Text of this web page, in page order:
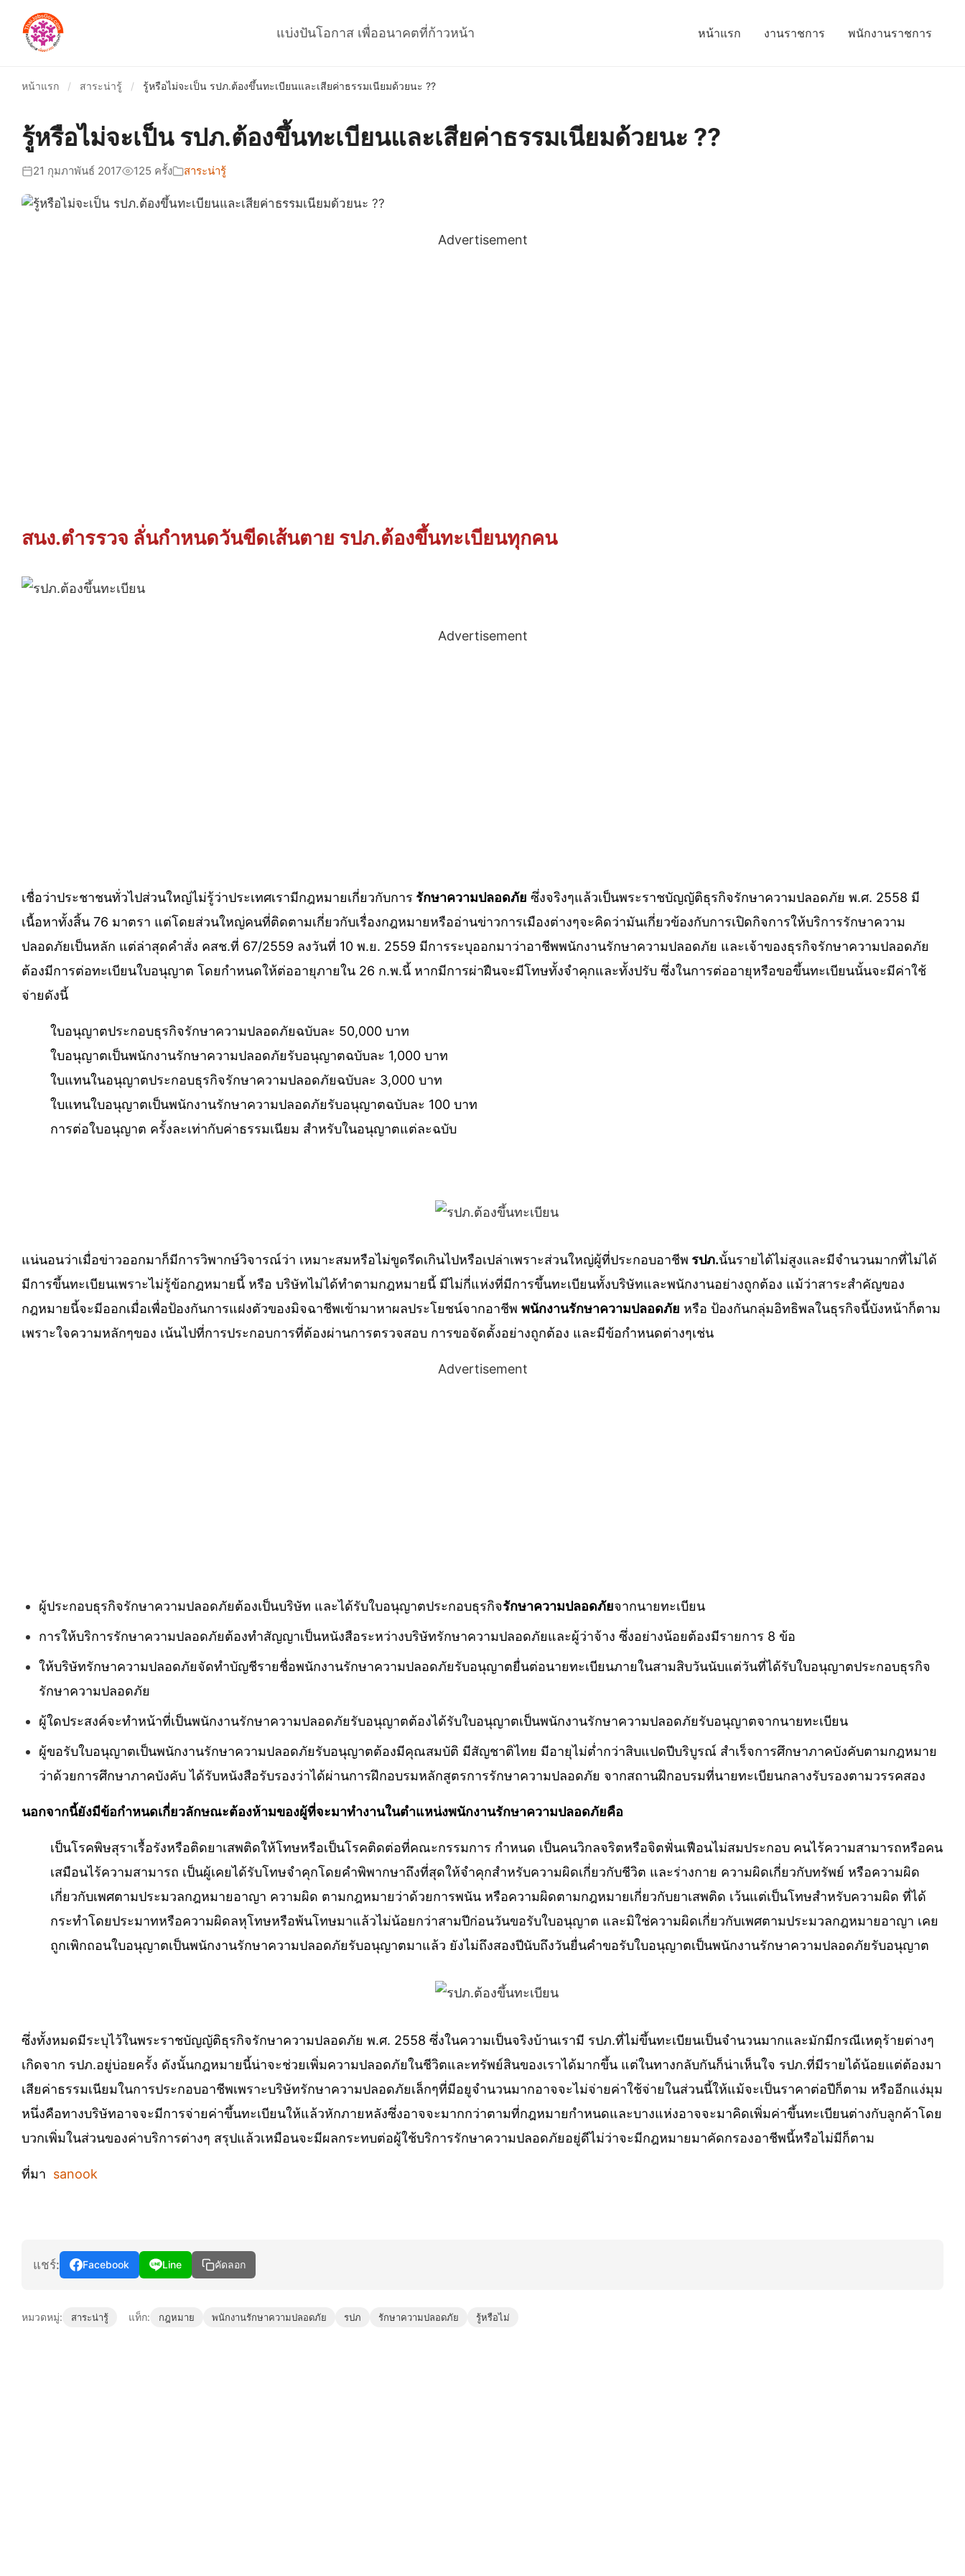
แบ่งปันโอกาส เพื่ออนาคตที่ก้าวหน้า หน้าแรก งานราชการ พนักงานราชการ
หน้าแรก / สาระน่ารู้ / รู้หรือไม่จะเป็น รปภ.ต้องขึ้นทะเบียนและเสียค่าธรรมเนียมด้วยนะ ??
รู้หรือไม่จะเป็น รปภ.ต้องขึ้นทะเบียนและเสียค่าธรรมเนียมด้วยนะ ??
21 กุมภาพันธ์ 2017 125 ครั้ง สาระน่ารู้
Advertisement
สนง.ตำรรวจ ลั่นกำหนดวันขีดเส้นตาย รปภ.ต้องขึ้นทะเบียนทุกคน
Advertisement
เชื่อว่าประชาชนทั่วไปส่วนใหญ่ไม่รู้ว่าประเทศเรามีกฎหมายเกี่ยวกับการ รักษาความปลอดภัย ซึ่งจริงๆแล้วเป็นพระราชบัญญัติธุรกิจรักษาความปลอดภัย พ.ศ. 2558 มี
เนื้อหาทั้งสิ้น 76 มาตรา แต่โดยส่วนใหญ่คนที่ติดตามเกี่ยวกับเรื่องกฎหมายหรืออ่านข่าวการเมืองต่างๆจะคิดว่ามันเกี่ยวข้องกับการเปิดกิจการให้บริการรักษาความ
ปลอดภัยเป็นหลัก แต่ล่าสุดคำสั่ง คสช.ที่ 67/2559 ลงวันที่ 10 พ.ย. 2559 มีการระบุออกมาว่าอาชีพพนักงานรักษาความปลอดภัย และเจ้าของธุรกิจรักษาความปลอดภัย
ต้องมีการต่อทะเบียนใบอนุญาต โดยกำหนดให้ต่ออายุภายใน 26 ก.พ.นี้ หากมีการผ่าฝืนจะมีโทษทั้งจำคุกและทั้งปรับ ซึ่งในการต่ออายุหรือขอขึ้นทะเบียนนั้นจะมีค่าใช้
จ่ายดังนี้
ใบอนุญาตประกอบธุรกิจรักษาความปลอดภัยฉบับละ 50,000 บาท
ใบอนุญาตเป็นพนักงานรักษาความปลอดภัยรับอนุญาตฉบับละ 1,000 บาท
ใบแทนในอนุญาตประกอบธุรกิจรักษาความปลอดภัยฉบับละ 3,000 บาท
ใบแทนใบอนุญาตเป็นพนักงานรักษาความปลอดภัยรับอนุญาตฉบับละ 100 บาท
การต่อใบอนุญาต ครั้งละเท่ากับค่าธรรมเนียม สำหรับในอนุญาตแต่ละฉบับ
แน่นอนว่าเมื่อข่าวออกมาก็มีการวิพากษ์วิจารณ์ว่า เหมาะสมหรือไม่ขูดรีดเกินไปหรือเปล่าเพราะส่วนใหญ่ผู้ที่ประกอบอาชีพ รปภ.นั้นรายได้ไม่สูงและมีจำนวนมากที่ไม่ได้
มีการขึ้นทะเบียนเพราะไม่รู้ข้อกฎหมายนี้ หรือ บริษัทไม่ได้ทำตามกฎหมายนี้ มีไม่กี่แห่งที่มีการขึ้นทะเบียนทั้งบริษัทและพนักงานอย่างถูกต้อง แม้ว่าสาระสำคัญของ
กฎหมายนี้จะมีออกเมื่อเพื่อป้องกันการแฝงตัวของมิจฉาชีพเข้ามาหาผลประโยชน์จากอาชีพ พนักงานรักษาความปลอดภัย หรือ ป้องกันกลุ่มอิทธิพลในธุรกิจนี้บังหน้าก็ตาม
เพราะใจความหลักๆของ เน้นไปที่การประกอบการที่ต้องผ่านการตรวจสอบ การขอจัดตั้งอย่างถูกต้อง และมีข้อกำหนดต่างๆเช่น
Advertisement
ผู้ประกอบธุรกิจรักษาความปลอดภัยต้องเป็นบริษัท และได้รับใบอนุญาตประกอบธุรกิจรักษาความปลอดภัยจากนายทะเบียน
การให้บริการรักษาความปลอดภัยต้องทําสัญญาเป็นหนังสือระหว่างบริษัทรักษาความปลอดภัยและผู้ว่าจ้าง ซึ่งอย่างน้อยต้องมีรายการ 8 ข้อ
ให้บริษัทรักษาความปลอดภัยจัดทําบัญชีรายชื่อพนักงานรักษาความปลอดภัยรับอนุญาตยื่นต่อนายทะเบียนภายในสามสิบวันนับแต่วันที่ได้รับใบอนุญาตประกอบธุรกิจ
รักษาความปลอดภัย
ผู้ใดประสงค์จะทําหน้าที่เป็นพนักงานรักษาความปลอดภัยรับอนุญาตต้องได้รับใบอนุญาตเป็นพนักงานรักษาความปลอดภัยรับอนุญาตจากนายทะเบียน
ผู้ขอรับใบอนุญาตเป็นพนักงานรักษาความปลอดภัยรับอนุญาตต้องมีคุณสมบัติ มีสัญชาติไทย มีอายุไม่ต่ำกว่าสิบแปดปีบริบูรณ์ สําเร็จการศึกษาภาคบังคับตามกฎหมาย
ว่าด้วยการศึกษาภาคบังคับ ได้รับหนังสือรับรองว่าได้ผ่านการฝึกอบรมหลักสูตรการรักษาความปลอดภัย จากสถานฝึกอบรมที่นายทะเบียนกลางรับรองตามวรรคสอง
นอกจากนี้ยังมีข้อกำหนดเกี่ยวลักษณะต้องห้ามของผู้ที่จะมาทำงานในตำแหน่งพนักงานรักษาความปลอดภัยคือ
เป็นโรคพิษสุราเรื้อรังหรือติดยาเสพติดให้โทษหรือเป็นโรคติดต่อที่คณะกรรมการ กําหนด เป็นคนวิกลจริตหรือจิตฟั่นเฟือนไม่สมประกอบ คนไร้ความสามารถหรือคน
เสมือนไร้ความสามารถ เป็นผู้เคยได้รับโทษจําคุกโดยคําพิพากษาถึงที่สุดให้จําคุกสําหรับความผิดเกี่ยวกับชีวิต และร่างกาย ความผิดเกี่ยวกับทรัพย์ หรือความผิด
เกี่ยวกับเพศตามประมวลกฎหมายอาญา ความผิด ตามกฎหมายว่าด้วยการพนัน หรือความผิดตามกฎหมายเกี่ยวกับยาเสพติด เว้นแต่เป็นโทษสําหรับความผิด ที่ได้
กระทําโดยประมาทหรือความผิดลหุโทษหรือพ้นโทษมาแล้วไม่น้อยกว่าสามปีก่อนวันขอรับใบอนุญาต และมิใช่ความผิดเกี่ยวกับเพศตามประมวลกฎหมายอาญา เคย
ถูกเพิกถอนใบอนุญาตเป็นพนักงานรักษาความปลอดภัยรับอนุญาตมาแล้ว ยังไม่ถึงสองปีนับถึงวันยื่นคําขอรับใบอนุญาตเป็นพนักงานรักษาความปลอดภัยรับอนุญาต
ซึ่งทั้งหมดมีระบุไว้ในพระราชบัญญัติธุรกิจรักษาความปลอดภัย พ.ศ. 2558 ซึ่งในความเป็นจริงบ้านเรามี รปภ.ที่ไม่ขึ้นทะเบียนเป็นจำนวนมากและมักมีกรณีเหตุร้ายต่างๆ
เกิดจาก รปภ.อยู่บ่อยครั้ง ดังนั้นกฎหมายนี้น่าจะช่วยเพิ่มความปลอดภัยในชีวิตและทรัพย์สินของเราได้มากขึ้น แต่ในทางกลับกันก็น่าเห็นใจ รปภ.ที่มีรายได้น้อยแต่ต้องมา
เสียค่าธรรมเนียมในการประกอบอาชีพเพราะบริษัทรักษาความปลอดภัยเล็กๆที่มีอยูจำนวนมากอาจจะไม่จ่ายค่าใช้จ่ายในส่วนนี้ให้แม้จะเป็นราคาต่อปีก็ตาม หรืออีกแง่มุม
หนึ่งคือทางบริษัทอาจจะมีการจ่ายค่าขึ้นทะเบียนให้แล้วหักภายหลังซึ่งอาจจะมากกว่าตามที่กฎหมายกำหนดและบางแห่งอาจจะมาคิดเพิ่มค่าขึ้นทะเบียนต่างกับลูกค้าโดย
บวกเพิ่มในส่วนของค่าบริการต่างๆ สรุปแล้วเหมือนจะมีผลกระทบต่อผู้ใช้บริการรักษาความปลอดภัยอยู่ดีไม่ว่าจะมีกฎหมายมาคัดกรองอาชีพนี้หรือไม่มีก็ตาม
ที่มา sanook
แชร์: Facebook Line คัดลอก
หมวดหมู่: สาระน่ารู้ แท็ก: กฎหมาย พนักงานรักษาความปลอดภัย รปภ รักษาความปลอดภัย รู้หรือไม่